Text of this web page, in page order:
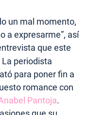
un mal momento,
a expresarme”, así
que este
La periodista
para poner fin a
romance con
Pantoja.